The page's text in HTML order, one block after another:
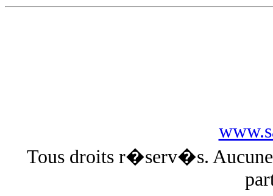
Tous droits r�serv�s.